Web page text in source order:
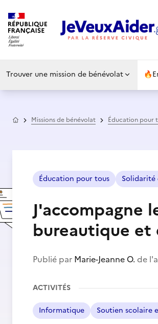
Trouver une mission de bénévolat 🔥
AccueilMissions de bénévolat Éducation pour
Éducation pour tous
J'accompagne
bureautique
Publié par Marie-Jeanne O. de
ACTIVITÉS
Informatique Soutien scolaire